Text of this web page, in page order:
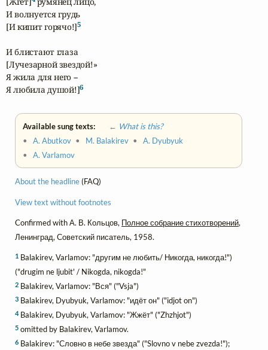
И волнуется грудь
[И кипит горячо!]5
И блистают глаза
[Лучезарной звездой!»
Я жила для него --
Я любила душой!]6
Available sung texts:
← What is this?
•A. Abutkov • M. Balakirev •A. Dyubyuk
•A. Varlamov
About the headline(FAQ)
View text without footnotes
Confirmed with А. В. Кольцов, Полное собрание стихотворений,
Ленинград, Советский писатель, 1958.
1 Balakirev, Varlamov: "другим не любить/ Никогда, никогда!")
("drugim ne ljubit' / Nikogda, nikogda!"
2 Balakirev, Varlamov: "Вся" ("Vsja")
3 Balakirev, Dyubyuk, Varlamov: "идёт он" ("idjot on")
4Balakirev, Dyubyuk, Varlamov: "Жжёт" ("Zhzhjot")
5 omitted by Balakirev, Varlamov.
6 Balakirev: "Словно в небе звезда" ("Slovno v nebe zvezda!");